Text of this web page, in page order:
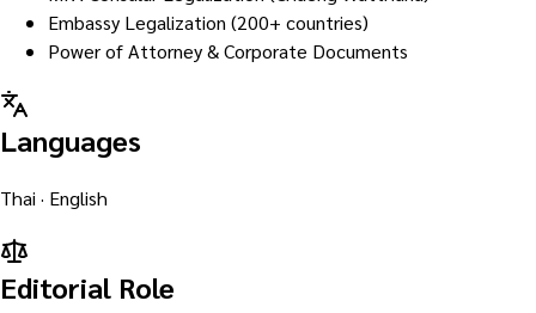
Embassy Legalization (200+ countries)
Power of Attorney & Corporate Documents
Languages
Thai · English
Editorial Role